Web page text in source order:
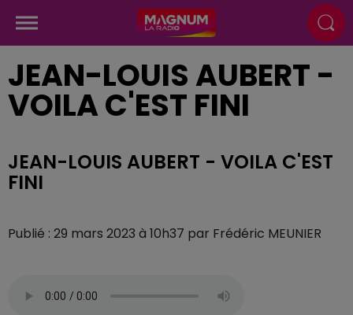
JEAN-LOUIS AUBERT -
VOILA C'EST FINI
JEAN-LOUIS AUBERT - VOILA C'EST
FINI
Publié : 29 mars 2023 à 10h37 par Frédéric MEUNIER